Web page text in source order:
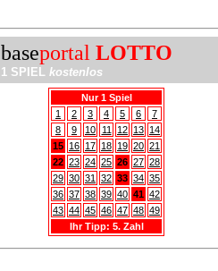
baseportal LOTTO
1 SPIEL kostenlos
Nur 1 Spiel
1
2 3 4 5 6
7
8
9 10 11 12 13 14
15 16 17 18 19 20 21
22 23 24 25 26 27 28
29 30 31 32 33 34 35
36 37 38 39 40 41 42
43 44 45 46 47 48 49
Ihr Tipp: 5. Zahl